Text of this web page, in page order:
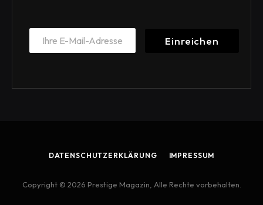
*
E
a
*
Einreichen
DATENSCHUTZERKLÄRUNG IMPRESSUM
Copyright © 2026 Prestige Magazin, Alle Rechte vorbehalten.